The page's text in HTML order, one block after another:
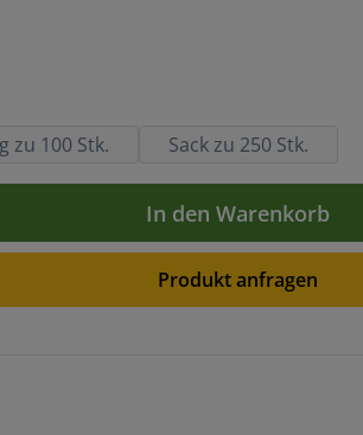
zu 100 Stk. Sack zu 250 Stk.
gewünschten Wert ein
In den Warenkorb
Produkt anfragen